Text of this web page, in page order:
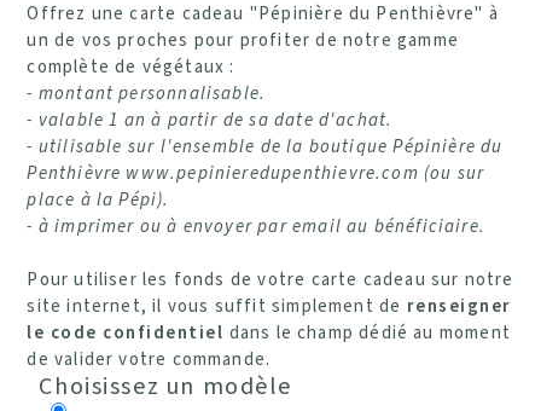
Offrez une carte cadeau "Pépinière du Penthièvre" à
un de vos proches pour profiter de notre gamme
complète de végétaux :
- montant personnalisable.
- valable 1 an à partir de sa date d'achat.
- utilisable sur l'ensemble de la boutique Pépinière du
Penthièvre www.pepinieredupenthievre.com (ou sur
place à la Pépi).
- à imprimer ou à envoyer par email au bénéficiaire.
Pour utiliser les fonds de votre carte cadeau sur notre
site internet, il vous suffit simplement de renseigner
le code confidentiel dans le champ dédié au moment
de valider votre commande.
Choisissez un modèle